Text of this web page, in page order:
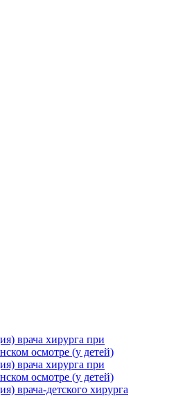
врача хирурга при
осмотре (у детей)
врача хирурга при
осмотре (у детей)
врача-детского хирурга